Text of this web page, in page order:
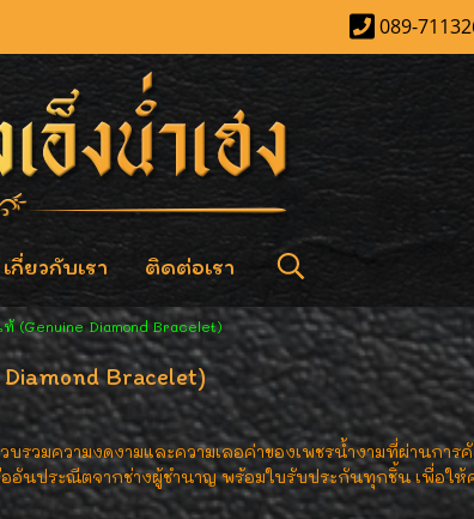
089-
เกี่ยวกับเรา ติดต่อเรา
(Genuine Diamond Bracelet)
Bracelet)
มความงดงามและความเลอค่าของเพชรน้ำงามที่ผ่านการ
นประณีตจากช่างผู้ชำนาญ พร้อมใบรับประกันทุกชิ้น เพื่อให้